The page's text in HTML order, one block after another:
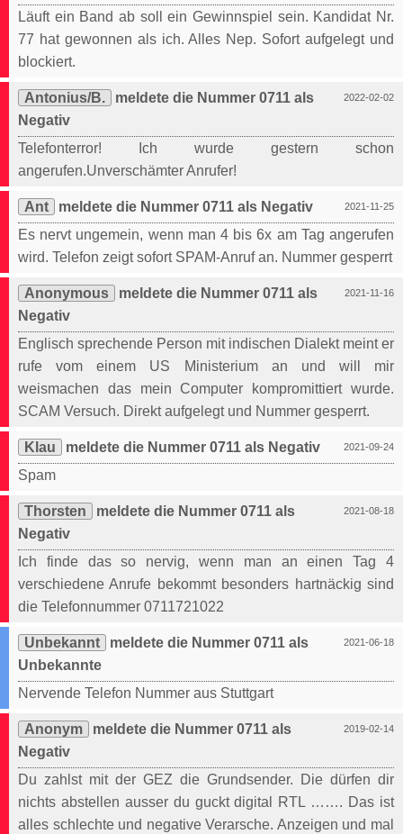
Läuft ein Band ab soll ein Gewinnspiel sein. Kandidat Nr.
77 hat gewonnen als ich. Alles Nep. Sofort aufgelegt und
blockiert.
2022-02-02
Antonius/B.
meldete die Nummer 0711 als
Negativ
Telefonterror! Ich wurde gestern schon
angerufen.Unverschämter Anrufer!
2021-11-25
Ant
meldete die Nummer 0711 als Negativ
Es nervt ungemein, wenn man 4 bis 6x am Tag angerufen
wird. Telefon zeigt sofort SPAM-Anruf an. Nummer gesperrt
2021-11-16
Anonymous
meldete die Nummer 0711 als
Negativ
Englisch sprechende Person mit indischen Dialekt meint er
rufe vom einem US Ministerium an und will mir
weismachen das mein Computer kompromittiert wurde.
SCAM Versuch. Direkt aufgelegt und Nummer gesperrt.
2021-09-24
Klau
meldete die Nummer 0711 als Negativ
Spam
2021-08-18
Thorsten
meldete die Nummer 0711 als
Negativ
Ich finde das so nervig, wenn man an einen Tag 4
verschiedene Anrufe bekommt besonders hartnäckig sind
die Telefonnummer 0711721022
2021-06-18
Unbekannt
meldete die Nummer 0711 als
Unbekannte
Nervende Telefon Nummer aus Stuttgart
2019-02-14
Anonym
meldete die Nummer 0711 als
Negativ
Du zahlst mit der GEZ die Grundsender. Die dürfen dir
nichts abstellen ausser du guckt digital RTL ……. Das ist
alles schlechte und negative Verarsche. Anzeigen und mal